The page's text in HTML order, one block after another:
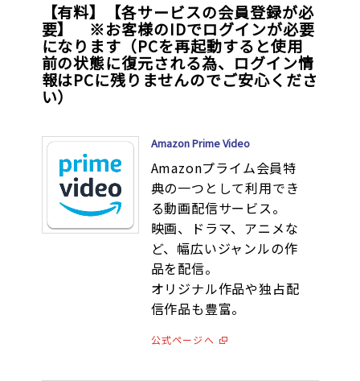
【有料】【各サービスの会員登録が必
要】 ※お客様のIDでログインが必要
になります（PCを再起動すると使用
前の状態に復元される為、ログイン情
報はPCに残りませんのでご安心くださ
い）
Amazon Prime Video
Amazonプライム会員特
典の一つとして利用でき
る動画配信サービス。
映画、ドラマ、アニメな
ど、幅広いジャンルの作
品を配信。
オリジナル作品や独占配
信作品も豊富。
公式ページへ